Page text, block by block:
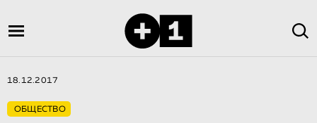
18.12.2017
ОБЩЕСТВО